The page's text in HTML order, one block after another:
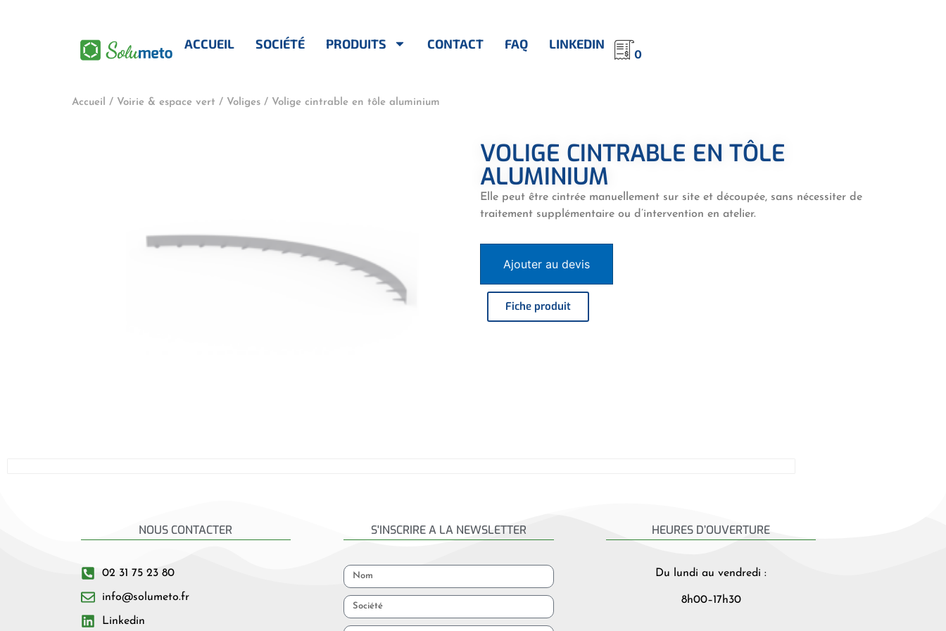
ACCUEIL SOCIÉTÉ PRODUITS CONTACT FAQ LINKEDIN
0
Accueil / Voirie & espace vert / Voliges / Volige cintrable en tôle aluminium
VOLIGE CINTRABLE EN TÔLE
ALUMINIUM
Elle peut être cintrée manuellement sur site et découpée, sans nécessiter de
traitement supplémentaire ou d’intervention en atelier.
Ajouter au devis
Fiche produit
NOUS CONTACTER
02 31 75 23 80
info@solumeto.fr
Linkedin
S'INSCRIRE A LA NEWSLETTER HEURES D’OUVERTURE
Du lundi au vendredi :
8h00–17h30